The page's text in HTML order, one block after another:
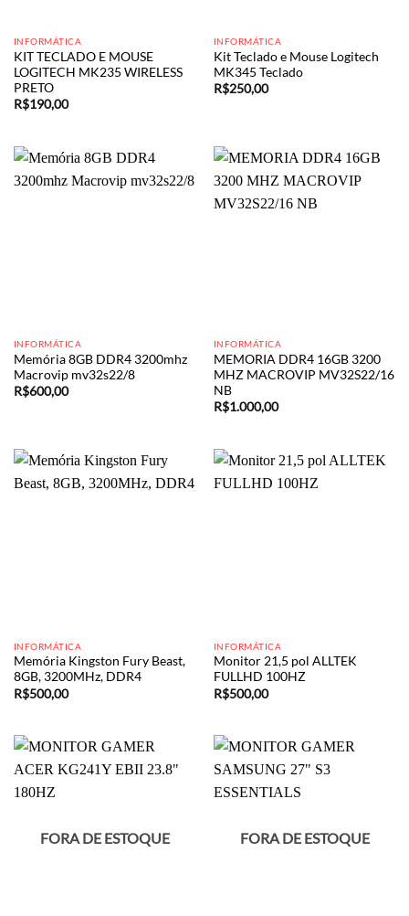
INFORMÁTICA
KIT TECLADO E MOUSE
LOGITECH MK235 WIRELESS
PRETO
R$190,00
INFORMÁTICA
Kit Teclado e Mouse Logitech
MK345 Teclado
R$250,00
INFORMÁTICA
Memória 8GB DDR4 3200mhz
Macrovip mv32s22/8
R$600,00
INFORMÁTICA
MEMORIA DDR4 16GB 3200
MHZ MACROVIP MV32S22/16
NB
R$1.000,00
INFORMÁTICA
Memória Kingston Fury Beast,
8GB, 3200MHz, DDR4
R$500,00
INFORMÁTICA
Monitor 21,5 pol ALLTEK
FULLHD 100HZ
R$500,00
FORA DE ESTOQUE FORA DE ESTOQUE